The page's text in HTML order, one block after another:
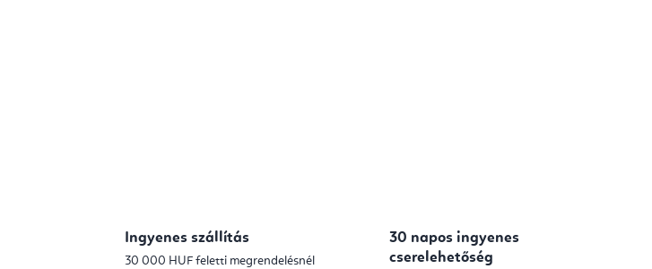
Ingyenes szállítás
30 000 HUF feletti megrendelésnél
30 napos ingyenes
cserelehetőség